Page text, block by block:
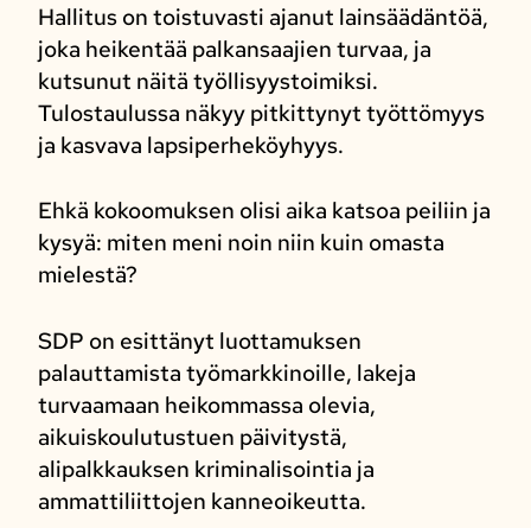
Hallitus on toistuvasti ajanut lainsäädäntöä,
joka heikentää palkansaajien turvaa, ja
kutsunut näitä työllisyystoimiksi.
Tulostaulussa näkyy pitkittynyt työttömyys
ja kasvava lapsiperheköyhyys.
Ehkä kokoomuksen olisi aika katsoa peiliin ja
kysyä: miten meni noin niin kuin omasta
mielestä?
SDP on esittänyt luottamuksen
palauttamista työmarkkinoille, lakeja
turvaamaan heikommassa olevia,
aikuiskoulutustuen päivitystä,
alipalkkauksen kriminalisointia ja
ammattiliittojen kanneoikeutta.